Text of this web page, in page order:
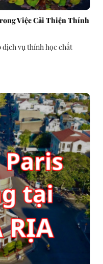
Việc Cải Thiện Thính
dịch vụ thính học chất